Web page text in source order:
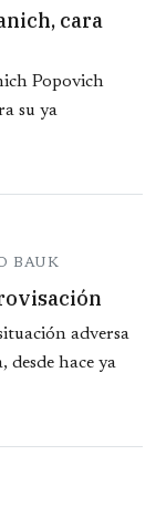
cara
Popovich
su ya
BAUK
adversa
desde hace ya